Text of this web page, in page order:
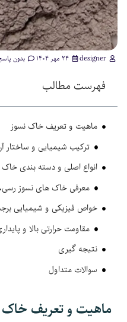
designer ۲۴ مهر ۱۴۰۴ بدون
فهرست مطالب
ماهیت و تعریف خاک نسوز
ترکیب شیمیایی و ساختار
انواع اصلی و دسته بندی
معرفی خاک های نسوز
خواص فیزیکی و شیمیایی
مقاومت حرارتی بالا و
نتیجه گیری
سوالات متداول
ماهیت و تعریف